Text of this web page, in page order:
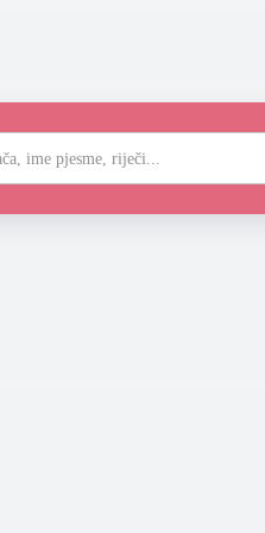
ime pjesme, riječi...